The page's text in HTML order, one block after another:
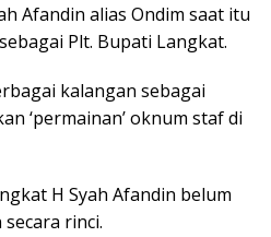
Afandin alias Ondim saat itu
Plt. Bupati Langkat.
kalangan sebagai
‘permainan’ oknum staf di
H Syah Afandin belum
rinci.